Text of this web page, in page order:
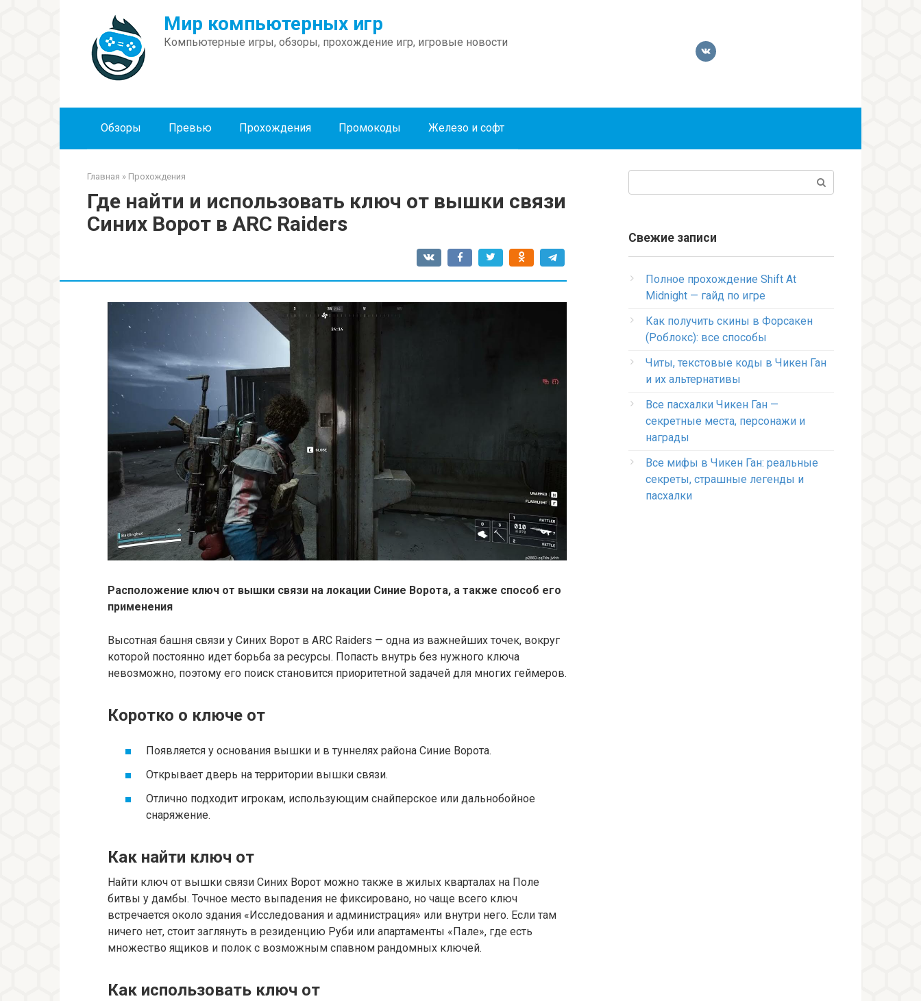
Мир компьютерных игр
Компьютерные игры, обзоры, прохождение игр, игровые новости
Обзоры Превью Прохождения Промокоды Железо и софт
Главная » Прохождения
Где найти и использовать ключ от вышки связи
Синих Ворот в ARC Raiders
Расположение ключ от вышки связи на локации Синие Ворота, а также способ его
применения
Высотная башня связи у Синих Ворот в ARC Raiders — одна из важнейших точек, вокруг
которой постоянно идет борьба за ресурсы. Попасть внутрь без нужного ключа
невозможно, поэтому его поиск становится приоритетной задачей для многих геймеров.
Коротко о ключе от
Появляется у основания вышки и в туннелях района Синие Ворота.
Открывает дверь на территории вышки связи.
Отлично подходит игрокам, использующим снайперское или дальнобойное
снаряжение.
Как найти ключ от
Найти ключ от вышки связи Синих Ворот можно также в жилых кварталах на Поле
битвы у дамбы. Точное место выпадения не фиксировано, но чаще всего ключ
встречается около здания «Исследования и администрация» или внутри него. Если там
ничего нет, стоит заглянуть в резиденцию Руби или апартаменты «Пале», где есть
множество ящиков и полок с возможным спавном рандомных ключей.
Как использовать ключ от
Свежие записи
Полное прохождение Shift At
Midnight — гайд по игре
Как получить скины в Форсакен
(Роблокс): все способы
Читы, текстовые коды в Чикен Ган
и их альтернативы
Все пасхалки Чикен Ган —
секретные места, персонажи и
награды
Все мифы в Чикен Ган: реальные
секреты, страшные легенды и
пасхалки